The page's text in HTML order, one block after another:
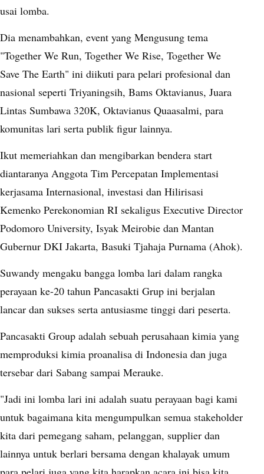
usai lomba.
Dia menambahkan, event yang Mengusung tema
"Together We Run, Together We Rise, Together We
Save The Earth" ini diikuti para pelari profesional dan
nasional seperti Triyaningsih, Bams Oktavianus, Juara
Lintas Sumbawa 320K, Oktavianus Quaasalmi, para
komunitas lari serta publik figur lainnya.
Ikut memeriahkan dan mengibarkan bendera start
diantaranya Anggota Tim Percepatan Implementasi
kerjasama Internasional, investasi dan Hilirisasi
Kemenko Perekonomian RI sekaligus Executive Director
Podomoro University, Isyak Meirobie dan Mantan
Gubernur DKI Jakarta, Basuki Tjahaja Purnama (Ahok).
Suwandy mengaku bangga lomba lari dalam rangka
perayaan ke-20 tahun Pancasakti Grup ini berjalan
lancar dan sukses serta antusiasme tinggi dari peserta.
Pancasakti Group adalah sebuah perusahaan kimia yang
memproduksi kimia proanalisa di Indonesia dan juga
tersebar dari Sabang sampai Merauke.
"Jadi ini lomba lari ini adalah suatu perayaan bagi kami
untuk bagaimana kita mengumpulkan semua stakeholder
kita dari pemegang saham, pelanggan, supplier dan
lainnya untuk berlari bersama dengan khalayak umum